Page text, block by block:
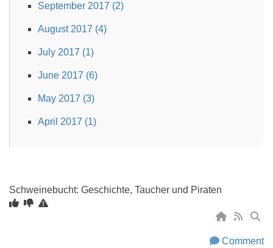
September 2017 (2)
August 2017 (4)
July 2017 (1)
June 2017 (6)
May 2017 (3)
April 2017 (1)
Schweinebucht: Geschichte, Taucher und Piraten
Comment